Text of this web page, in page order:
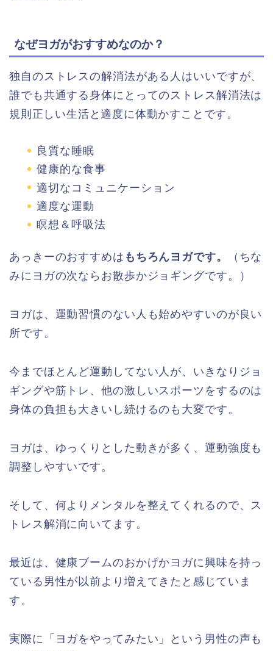
なぜヨガがおすすめなのか？
独自のストレスの解消法がある人はいいですが、
誰でも共通する身体にとってのストレス解消法は
規則正しい生活と適度に体動かすことです。
良質な睡眠
健康的な食事
適切なコミュニケーション
適度な運動
瞑想＆呼吸法
あっきーのおすすめは もちろんヨガです。
（ちな
みにヨガの次ならお散歩かジョギングです。）
ヨガは、運動習慣のない人も始めやすいのが良い
所です。
今までほとんど運動してない人が、いきなりジョ
ギングや筋トレ、他の激しいスポーツをするのは
身体の負担も大きいし続けるのも大変です。
ヨガは、ゆっくりとした動きが多く、運動強度も
調整しやすいです。
そして、何よりメンタルを整えてくれるので、ス
トレス解消に向いてます。
最近は、健康ブームのおかげかヨガに興味を持っ
ている男性が以前より増えてきたと感じていま
す。
実際に「ヨガをやってみたい」という男性の声も